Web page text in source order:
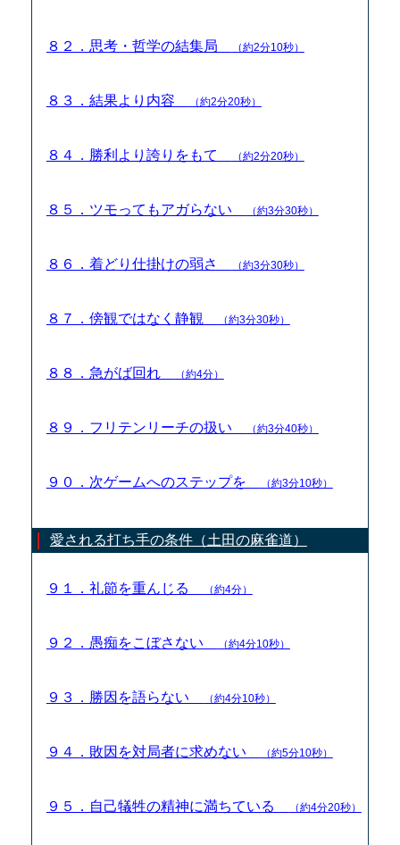
８２．思考・哲学の結集局 （約2分10秒）
８３．結果より内容 （約2分20秒）
８４．勝利より誇りをもて （約2分20秒）
８５．ツモってもアガらない （約3分30秒）
８６．着どり仕掛けの弱さ （約3分30秒）
８７．傍観ではなく静観 （約3分30秒）
８８．急がば回れ （約4分）
８９．フリテンリーチの扱い （約3分40秒）
９０．次ゲームへのステップを （約3分10秒）
愛される打ち手の条件（土田の麻雀道）
９１．礼節を重んじる （約4分）
９２．愚痴をこぼさない （約4分10秒）
９３．勝因を語らない （約4分10秒）
９４．敗因を対局者に求めない （約5分10秒）
９５．自己犠牲の精神に満ちている （約4分20秒）